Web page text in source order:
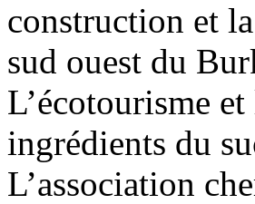
construction et
sud ouest du
L’écotourisme
ingrédients du
L’association